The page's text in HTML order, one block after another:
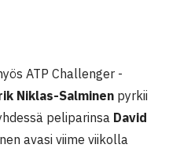
ATP Challenger -
Niklas-Salminen pyrkii
peliparinsa David
avasi viime viikolla